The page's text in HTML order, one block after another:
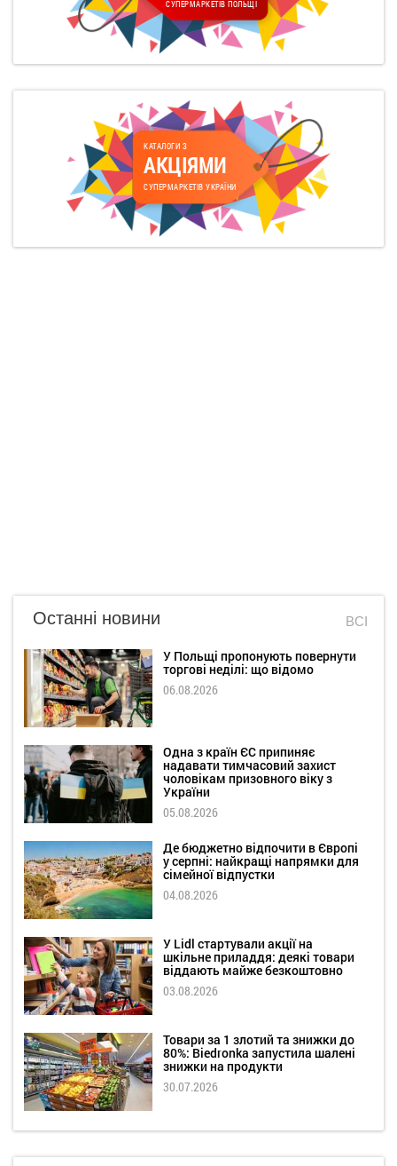
СУПЕРМАРКЕТІВ ПОЛЬЩІ
КАТАЛОГИ З
АКЦІЯМИ
СУПЕРМАРКЕТІВ УКРАЇНИ
Останні новини ВСІ
У Польщі пропонують повернути
торгові неділі: що відомо
06.08.2026
Одна з країн ЄС припиняє
надавати тимчасовий захист
чоловікам призовного віку з
України
05.08.2026
Де бюджетно відпочити в Європі
у серпні: найкращі напрямки для
сімейної відпустки
04.08.2026
У Lidl стартували акції на
шкільне приладдя: деякі товари
віддають майже безкоштовно
03.08.2026
Товари за 1 злотий та знижки до
80%: Biedronka запустила шалені
знижки на продукти
30.07.2026